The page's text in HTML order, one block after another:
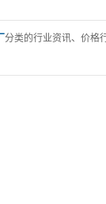
分类的行业资讯、价格